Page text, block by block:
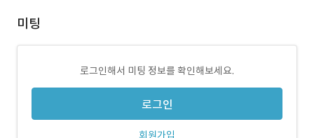
미팅
로그인해서 미팅 정보를 확인해보세요.
로그인
회원가입